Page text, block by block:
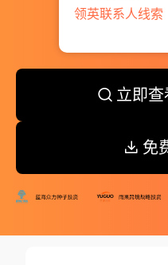
领英联系人线索
立即
免